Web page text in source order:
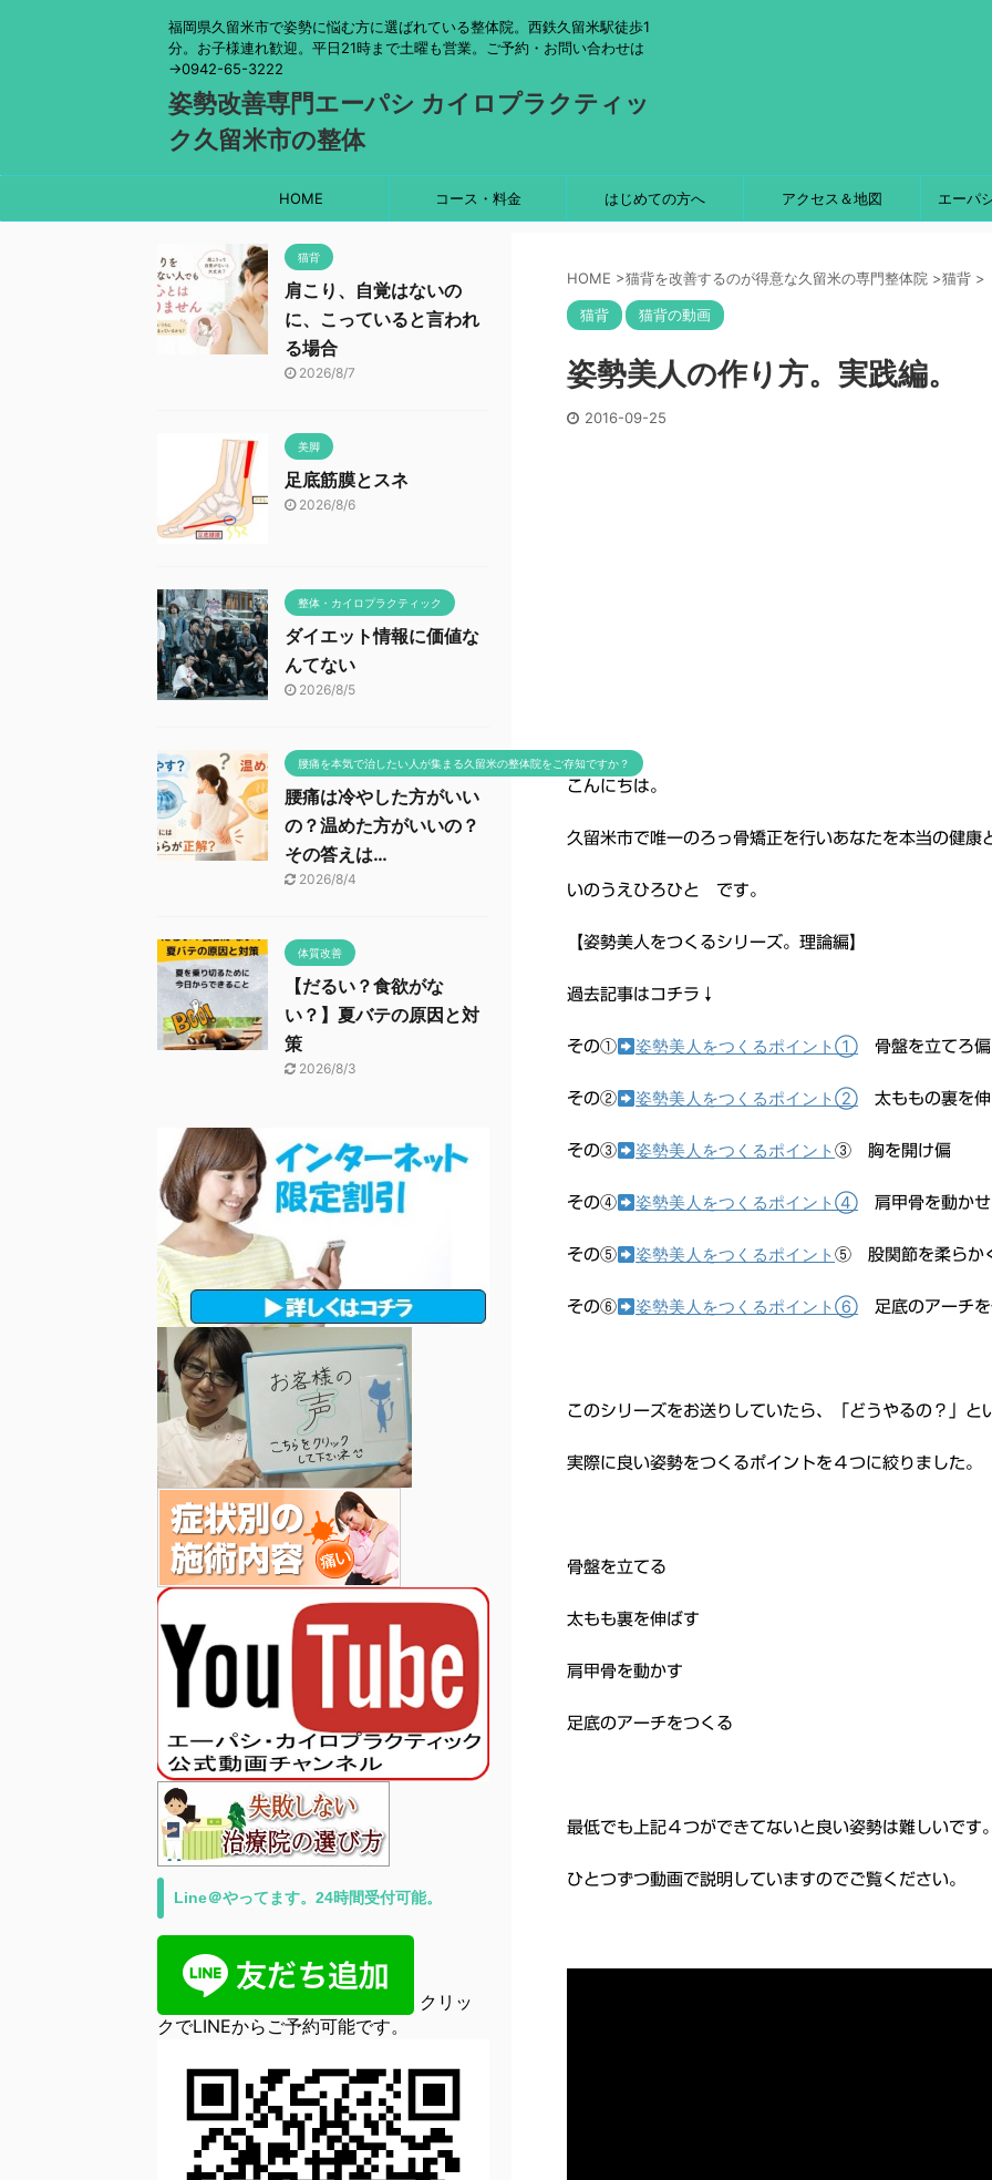
福岡県久留米市で姿勢に悩む方に選ばれている整体院。西鉄久留米駅徒歩1
分。お子様連れ歓迎。平日21時まで土曜も営業。ご予約・お問い合わせは
→0942-65-3222
姿勢改善専門エーパシ カイロプラクティッ
ク久留米市の整体
HOME コース・料金 はじめての方へ アクセス＆地図 エーパ
HOME >猫背を改善するのが得意な久留米の専門整体院 >猫背 >
猫背 猫背の動画
姿勢美人の作り方。実践編。
2016-09-25
こんにちは。
久留米市で唯一のろっ骨矯正を行いあなたを本当の健康
いのうえひろひと です。
【姿勢美人をつくるシリーズ。理論編】
過去記事はコチラ↓
その① 姿勢美人をつくるポイント① 骨盤を立てろ
その② 姿勢美人をつくるポイント② 太ももの裏を
その③ 姿勢美人をつくるポイント③ 胸を開け偏
その④ 姿勢美人をつくるポイント④ 肩甲骨を動か
その⑤ 姿勢美人をつくるポイント⑤ 股関節を柔らか
その⑥ 姿勢美人をつくるポイント⑥ 足底のアーチを
このシリーズをお送りしていたら、「どうやるの？」と
実際に良い姿勢をつくるポイントを４つに絞りました。
骨盤を立てる
太もも裏を伸ばす
肩甲骨を動かす
足底のアーチをつくる
最低でも上記４つができてないと良い姿勢は難しいです
ひとつずつ動画で説明していますのでご覧ください。
猫背
肩こり、自覚はないの
に、こっていると言われ
る場合
2026/8/7
美脚
足底筋膜とスネ
2026/8/6
整体・カイロプラクティック
ダイエット情報に価値な
んてない
2026/8/5
腰痛を本気で治したい人が集まる久留米の整体院をご存知ですか？
腰痛は冷やした方がいい
の？温めた方がいいの？
その答えは…
2026/8/4
体質改善
【だるい？食欲がな
い？】夏バテの原因と対
策
2026/8/3
Line＠やってます。24時間受付可能。
クリッ
クでLINEからご予約可能です。